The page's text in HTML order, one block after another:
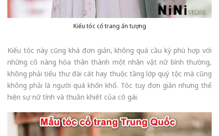
Kiểu tóc cổ trang ấn tượng
Kiểu tóc này cũng khá đơn giản, không quá cầu kỳ phù hợp với
những cô nàng hóa thân thành một nhân vật nữ bình thường,
không phải tiểu thư đài cát hay thuộc tầng lớp quý tộc mà cũng
không phải là người quá khốn khổ. Tóc tuy đơn giản nhưng thể
hiện sự nữ tính và thuần khiết của cô gái.